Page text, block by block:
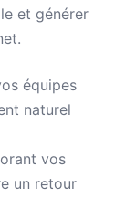
et générer
équipes
naturel
vos
un retour